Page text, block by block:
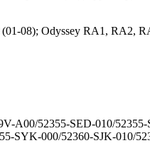
08); Odyssey RA1,
A00/52355-SED-010/
SYK-000/52360-SJK-010/